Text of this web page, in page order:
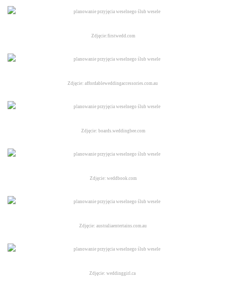
Zdjęcie:firstwedd.com
Zdjęcie: affordableweddingaccessories.com.au
Zdjęcie: boards.weddingbee.com
Zdjęcie: weddbook.com
Zdjęcie: australiaentertains.com.au
Zdjęcie: weddinggirl.ca